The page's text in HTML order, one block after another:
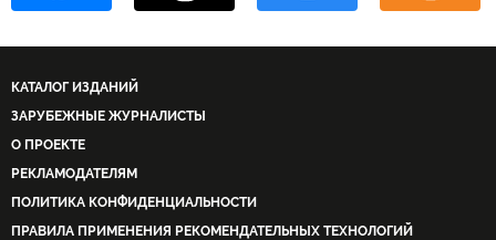
КАТАЛОГ ИЗДАНИЙ
ЗАРУБЕЖНЫЕ ЖУРНАЛИСТЫ
О ПРОЕКТЕ
РЕКЛАМОДАТЕЛЯМ
ПОЛИТИКА КОНФИДЕНЦИАЛЬНОСТИ
ПРАВИЛА ПРИМЕНЕНИЯ РЕКОМЕНДАТЕЛЬНЫХ ТЕХНОЛОГИЙ